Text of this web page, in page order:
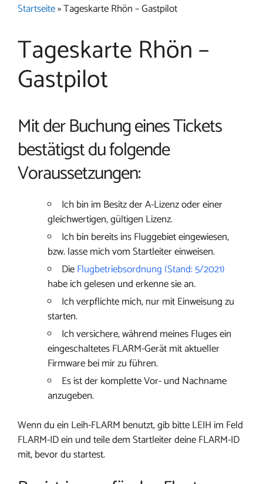
Startseite»Tageskarte Rhön – Gastpilot
Tageskarte Rhön –
Gastpilot
Mit der Buchung eines Tickets
bestätigst du folgende
Voraussetzungen:
Ich bin im Besitz der A-Lizenz oder einer
gleichwertigen, gültigen Lizenz.
Ich bin bereits ins Fluggebiet eingewiesen,
bzw. lasse mich vom Startleiter einweisen.
DieFlugbetriebsordnung (Stand: 5/2021)
habe ich gelesen und erkenne sie an.
Ich verpflichte mich, nur mit Einweisung zu
starten.
Ich versichere, während meines Fluges ein
eingeschaltetes FLARM-Gerät mit aktueller
Firmware bei mir zu führen.
Es ist der komplette Vor- und Nachname
anzugeben.
Wenn du ein Leih-FLARM benutzt, gib bitte LEIH im Feld
FLARM-ID ein und teile dem Startleiter deine FLARM-ID
mit, bevor du startest.